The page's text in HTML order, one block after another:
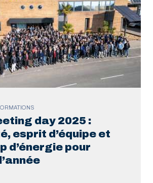
day 2025 :
esprit d’équipe et
d’énergie pour